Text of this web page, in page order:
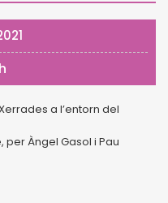
a l’entorn del
per Àngel Gasol i Pau